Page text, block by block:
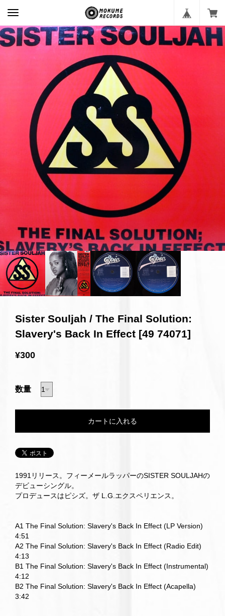
Sister Souljah / The Final Solution:
Slavery's Back In Effect [49 74071]
¥300
数量
1991リリース。フィーメールラッパーのSISTER SOULJAHの
デビューシングル。
プロデュースはピシズ。ザ L.G.エクスペリエンス。
A1 The Final Solution: Slavery's Back In Effect (LP Version)
4:51
A2 The Final Solution: Slavery's Back In Effect (Radio Edit)
4:13
B1 The Final Solution: Slavery's Back In Effect (Instrumental)
4:12
B2 The Final Solution: Slavery's Back In Effect (Acapella)
3:42